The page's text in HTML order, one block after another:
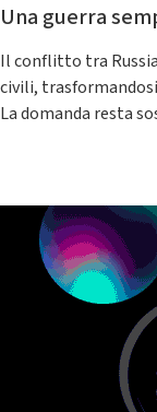
Una guerra
Il conflitto tra
civili,
La domanda resta